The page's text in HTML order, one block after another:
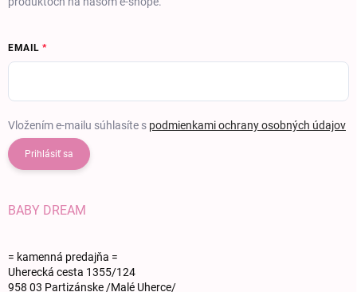
EMAIL
Vložením e-mailu súhlasíte s podmienkami ochrany osobných údajov
Prihlásiť sa
BABY DREAM
= kamenná predajňa =
Uherecká cesta 1355/124
958 03 Partizánske /Malé Uherce/